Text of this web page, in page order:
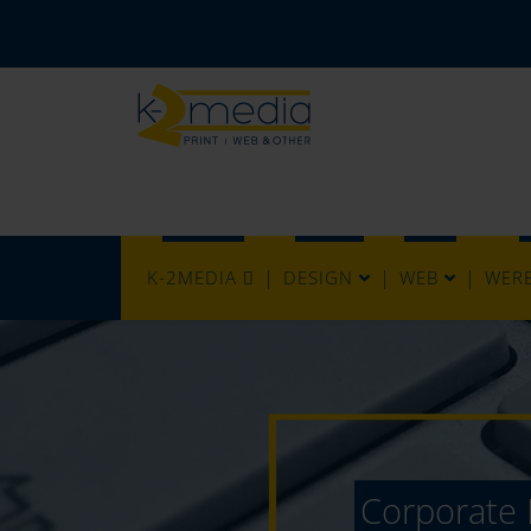
K-2MEDIA DESIGN WEB
Corporate
So werden